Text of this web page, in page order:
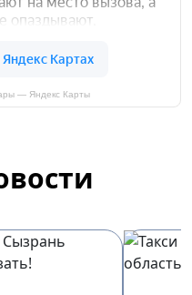
— Яндекс Карты